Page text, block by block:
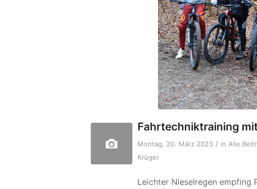
Fahrtechniktraining
Montag, 20. März 2023 / in Alle
Krüger
Leichter Nieselregen empfing